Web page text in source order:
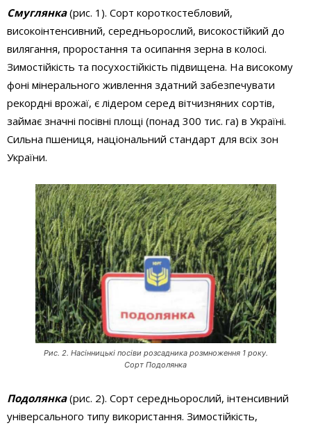
Смуглянка(рис. 1). Сорт короткостебловий,
високоінтенсивний, середньорослий, високостійкий до
вилягання, проростання та осипання зерна в колосі.
Зимостійкість та посухостійкість підвищена. На високому
фоні мінерального живлення здатний забезпечувати
рекордні врожаї, є лідером серед вітчизняних сортів,
займає значні посівні площі (понад 300 тис. га) в Україні.
Сильна пшениця, національний стандарт для всіх зон
України.
Рис. 2. Насінницькі посіви розсадника розмноження 1 року.
Сорт Подолянка
Подолянка(рис. 2). Сорт середньорослий, інтенсивний
універсального типу використання. Зимостійкість,